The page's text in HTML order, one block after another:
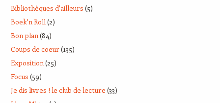
Bibliothèques d'ailleurs (5)
Boek'n Roll(2)
Bon plan(84)
Coups de coeur(135)
Exposition(25)
Focus (59)
Je dis livres ! le club de lecture (33)